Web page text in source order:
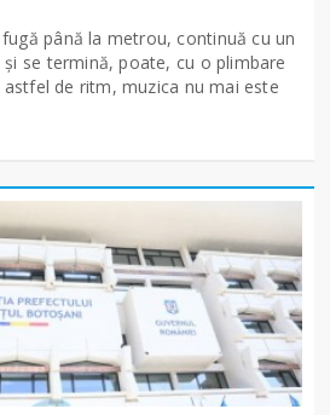
până la metrou, continuă cu un
se termină, poate, cu o plimbare
de ritm, muzica nu mai este